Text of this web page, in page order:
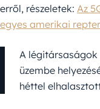
erről, részeletek: Az
egyes amerikai
A
üzembe
héttel